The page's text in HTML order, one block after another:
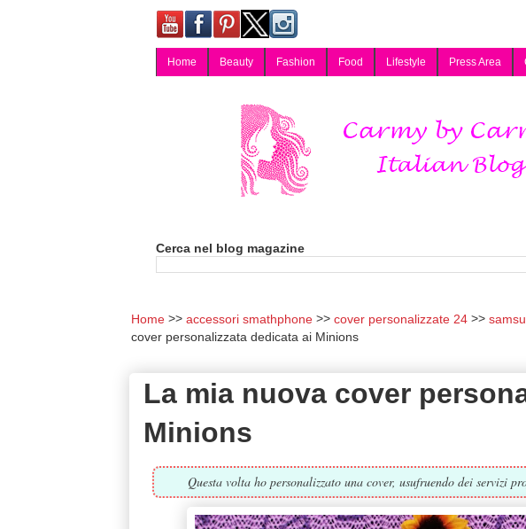
Home Beauty Fashion Food Lifestyle Press Area
Cerca nel blog magazine
Home accessori smathphone cover personalizzate 24
cover personalizzata dedicata ai Minions
La mia nuova cover
Minions
Questa volta ho personalizzato una cover, usufruendo dei servizi